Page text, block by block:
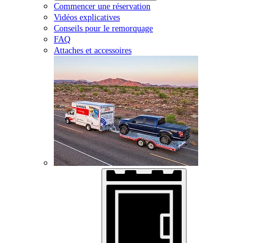
Commencer une réservation
Vidéos explicatives
Conseils pour le remorquage
FAQ
Attaches et accessoires